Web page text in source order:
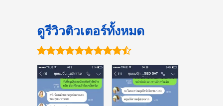
ดูรีวิวติวเตอร์ทั้งหมด